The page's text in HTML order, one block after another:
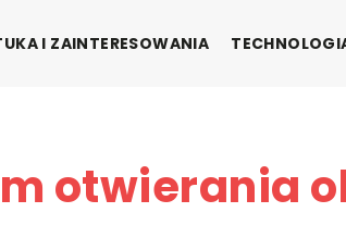
I ZAINTERESOWANIA
otwierania